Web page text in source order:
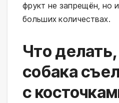
фрукт не запрещён, но
больших количествах.
Что
собака
с